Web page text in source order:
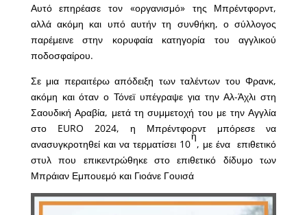
Αυτό επηρέασε τον «οργανισμό» της Μπρέντφορντ,
αλλά ακόμη και υπό αυτήν τη συνθήκη, ο σύλλογος
παρέμεινε στην κορυφαία κατηγορία του αγγλικού
ποδοσφαίρου.
Σε μια περαιτέρω απόδειξη των ταλέντων του Φρανκ,
ακόμη και όταν ο Τόνεϊ υπέγραψε για την Αλ-Άχλι στη
Σαουδική Αραβία, μετά τη συμμετοχή του με την Αγγλία
στο EURO 2024, η Μπρέντφορντ μπόρεσε να
ανασυγκροτηθεί και να τερματίσει 10
η
, με ένα επιθετικό
στυλ που επικεντρώθηκε στο επιθετικό δίδυμο των
Μπράιαν Εμπουεμό και Γιοάνε Γουισά